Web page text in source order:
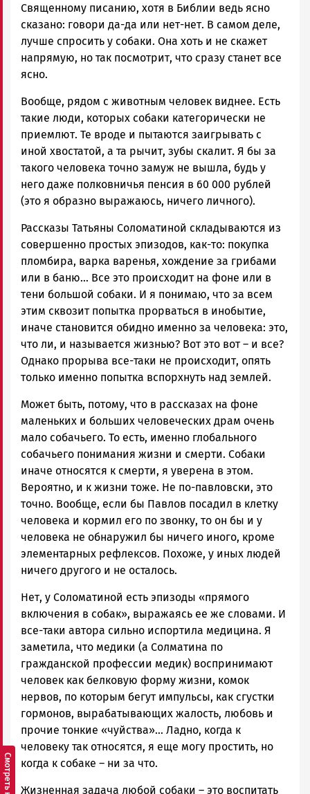
Священному писанию, хотя в Библии ведь ясно
сказано: говори да-да или нет-нет. В самом деле,
лучше спросить у собаки. Она хоть и не скажет
напрямую, но так посмотрит, что сразу станет все
ясно.
Вообще, рядом с животным человек виднее. Есть
такие люди, которых собаки категорически не
приемлют. Те вроде и пытаются заигрывать с
иной хвостатой, а та рычит, зубы скалит. Я бы за
такого человека точно замуж не вышла, будь у
него даже полковничья пенсия в 60 000 рублей
(это я образно выражаюсь, ничего личного).
Рассказы Татьяны Соломатиной складываются из
совершенно простых эпизодов, как-то: покупка
пломбира, варка варенья, хождение за грибами
или в баню… Все это происходит на фоне или в
тени большой собаки. И я понимаю, что за всем
этим сквозит попытка прорваться в инобытие,
иначе становится обидно именно за человека: это,
что ли, и называется жизнью? Вот это вот – и все?
Однако прорыва все-таки не происходит, опять
только именно попытка вспорхнуть над землей.
Может быть, потому, что в рассказах на фоне
маленьких и больших человеческих драм очень
мало собачьего. То есть, именно глобального
собачьего понимания жизни и смерти. Собаки
иначе относятся к смерти, я уверена в этом.
Вероятно, и к жизни тоже. Не по-павловски, это
точно. Вообще, если бы Павлов посадил в клетку
человека и кормил его по звонку, то он бы и у
человека не обнаружил бы ничего иного, кроме
элементарных рефлексов. Похоже, у иных людей
ничего другого и не осталось.
Нет, у Соломатиной есть эпизоды «прямого
включения в собак», выражаясь ее же словами. И
все-таки автора сильно испортила медицина. Я
заметила, что медики (а Солматина по
гражданской профессии медик) воспринимают
человек как белковую форму жизни, комок
нервов, по которым бегут импульсы, как сгустки
гормонов, вырабатывающих жалость, любовь и
прочие тонкие «чуйства»… Ладно, когда к
человеку так относятся, я еще могу простить, но
когда к собаке – ни за что.
Жизненная задача любой собаки – это воспитать